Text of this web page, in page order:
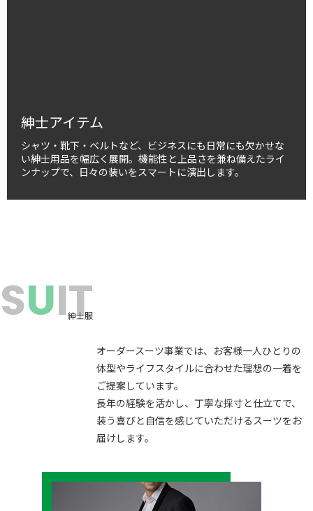
紳士アイテム
シャツ・靴下・ベルトなど、ビジネスにも日常にも欠かせな
い紳士用品を幅広く展開。機能性と上品さを兼ね備えたライ
ンナップで、日々の装いをスマートに演出します。
SUIT
紳士服
オーダースーツ事業では、お客様一人ひとりの
体型やライフスタイルに合わせた理想の一着を
ご提案しています。
長年の経験を活かし、丁寧な採寸と仕立てで、
装う喜びと自信を感じていただけるスーツをお
届けします。